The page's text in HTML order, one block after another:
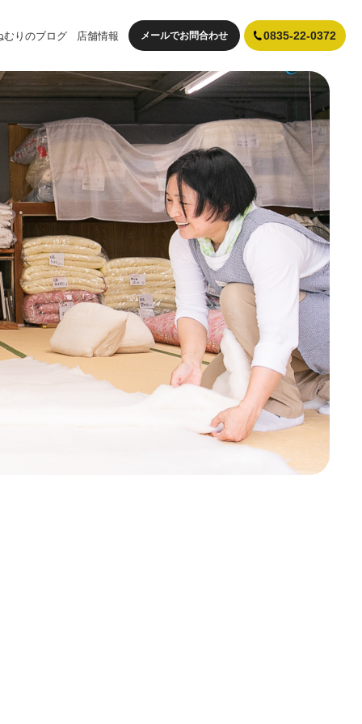
むりのブログ 店舗情報 メールでお問合わせ 0835-22-0372